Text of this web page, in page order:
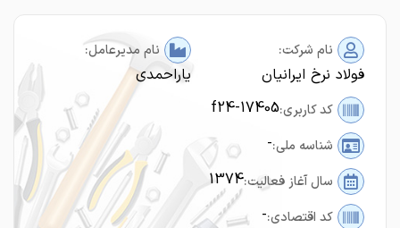
نام شرکت:
فولاد نرخ ایرانیان
نام مدیرعامل:
یاراحمدی
کد کاربری:f24-17405
شناسه ملی:-
سال آغاز فعالیت:1374
کد اقتصادی:-